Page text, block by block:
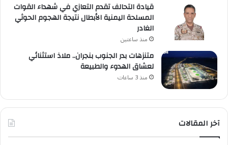
قيادة التحالف تقدم التعازي في شهداء القوات
المسلحة اليمنية الأبطال نتيجة الهجوم الحوثي
الغادر
منذ ساعتين
متنزهات بدر الجنوب بنجران.. ملاذ استثنائي
لعشاق الهدوء والطبيعة
منذ 3 ساعات
آخر المقالات